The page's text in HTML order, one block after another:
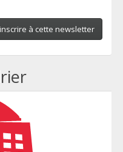
à cette newsletter